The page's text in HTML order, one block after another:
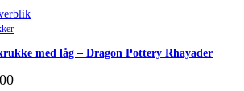
med låg – Dragon Pottery Rhayader